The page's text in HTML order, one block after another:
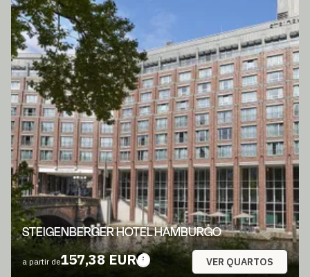
STEIGENBERGER HOTEL HAMBURGO
a partir de157,38 EUR VER QUARTOS